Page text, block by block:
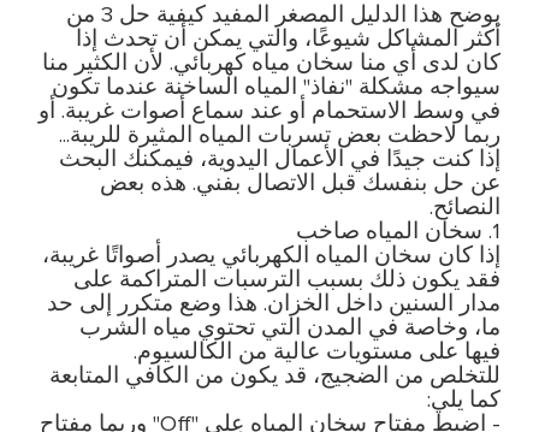
يوضح هذا الدليل المصغر المفيد كيفية حل 3 من
أكثر المشاكل شيوعًا، والتي يمكن أن تحدث إذا
كان لدى أي منا سخان مياه كهربائي. لأن الكثير منا
سيواجه مشكلة "نفاذ" المياه الساخنة عندما تكون
في وسط الاستحمام أو عند سماع أصوات غريبة. أو
ربما لاحظت بعض تسربات المياه المثيرة للريبة...
إذا كنت جيدًا في الأعمال اليدوية، فيمكنك البحث
عن حل بنفسك قبل الاتصال بفني. هذه بعض
النصائح.
1. سخان المياه صاخب
إذا كان سخان المياه الكهربائي يصدر أصواتًا غريبة،
فقد يكون ذلك بسبب الترسبات المتراكمة على
مدار السنين داخل الخزان. هذا وضع متكرر إلى حد
ما، وخاصة في المدن التي تحتوي مياه الشرب
فيها على مستويات عالية من الكالسيوم.
للتخلص من الضجيج، قد يكون من الكافي المتابعة
كما يلي:
- اضبط مفتاح سخان المياه على "Off" وربما مفتاح